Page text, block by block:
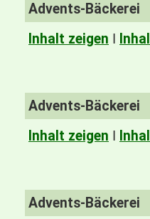
Advents-Bäckerei
Inhalt zeigen I
Advents-Bäckerei
Inhalt zeigen I
Advents-Bäckerei